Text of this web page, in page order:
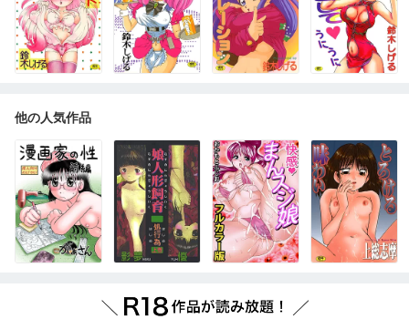
他の人気作品